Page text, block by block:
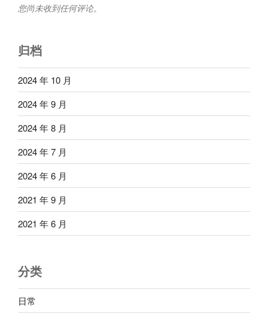
您尚未收到任何评论。
归档
2024 年 10 月
2024 年 9 月
2024 年 8 月
2024 年 7 月
2024 年 6 月
2021 年 9 月
2021 年 6 月
分类
日常